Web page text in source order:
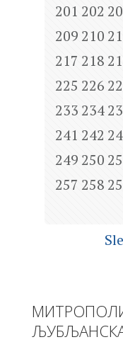
201 202
209 210
217 218
225 226
233 234
241 242
249 250
257 258